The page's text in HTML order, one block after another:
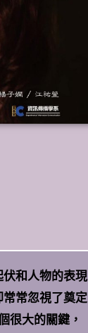
和人物的表現
常忽視了奠定
很大的關鍵，